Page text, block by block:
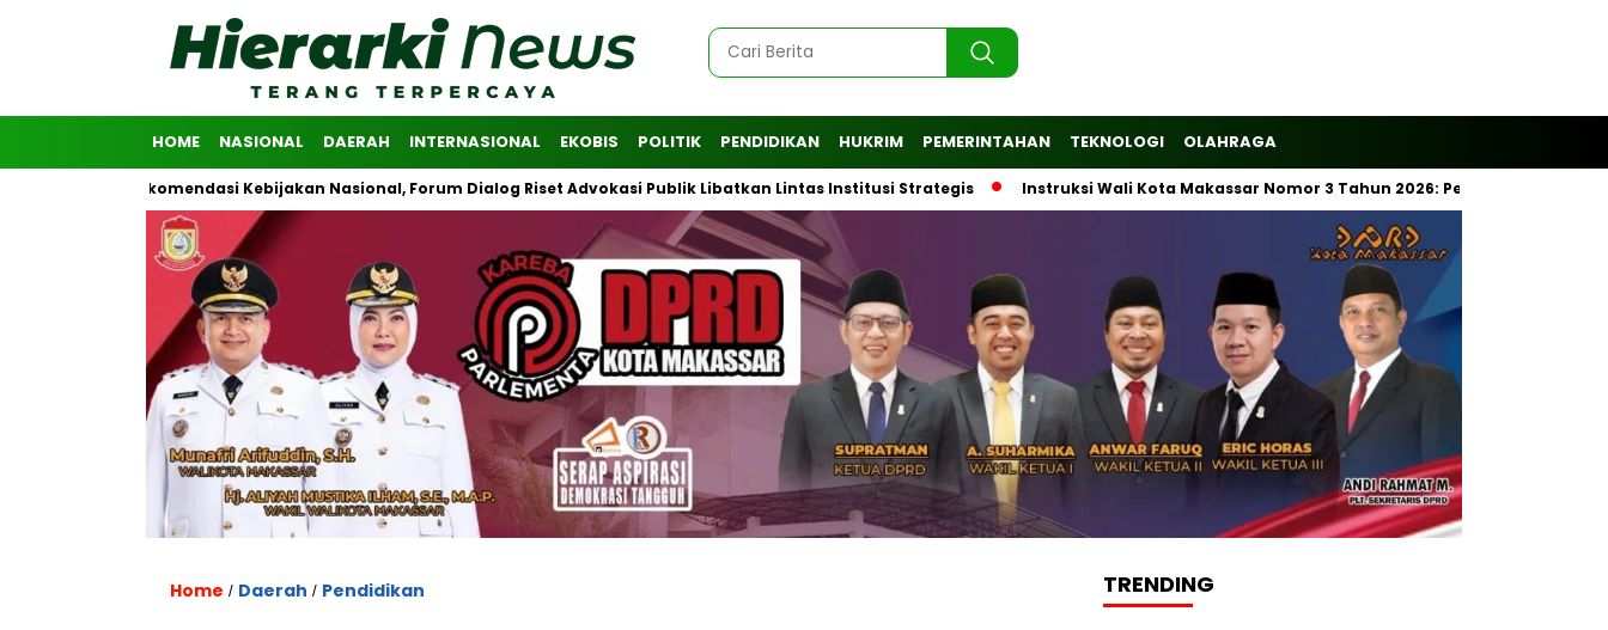
HOME NASIONAL DAERAH INTERNASIONAL EKOBIS POLITIK PENDIDIKAN HUKRIM PEMERINTAHAN TEKNOLOGI OLAHRAGA
Rekomendasi Kebijakan Nasional, Forum Dialog Riset Advokasi Publik Libatkan Lintas Institusi Strategis Instruksi Wali Kota Makassar Nomor 3 Tahun 2026: Pemilahan Sampah Wajib
Home / Daerah / Pendidikan TRENDING